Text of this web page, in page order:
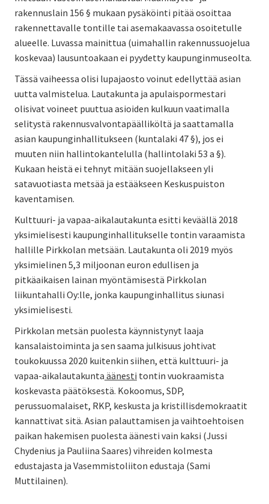
rakennuslain 156 § mukaan pysäköinti pitää osoittaa
rakennettavalle tontille tai asemakaavassa osoitetulle
alueelle. Luvassa mainittua (uimahallin rakennussuojelua
koskevaa) lausuntoakaan ei pyydetty kaupunginmuseolta.
Tässä vaiheessa olisi lupajaosto voinut edellyttää asian
uutta valmistelua. Lautakunta ja apulaispormestari
olisivat voineet puuttua asioiden kulkuun vaatimalla
selitystä rakennusvalvontapäälliköltä ja saattamalla
asian kaupunginhallitukseen (kuntalaki 47 §), jos ei
muuten niin hallintokantelulla (hallintolaki 53 a §).
Kukaan heistä ei tehnyt mitään suojellakseen yli
satavuotiasta metsää ja estääkseen Keskuspuiston
kaventamisen.
Kulttuuri- ja vapaa-aikalautakunta esitti keväällä 2018
yksimielisesti kaupunginhallitukselle tontin varaamista
hallille Pirkkolan metsään. Lautakunta oli 2019 myös
yksimielinen 5,3 miljoonan euron edullisen ja
pitkäaikaisen lainan myöntämisestä Pirkkolan
liikuntahalli Oy:lle, jonka kaupunginhallitus siunasi
yksimielisesti.
Pirkkolan metsän puolesta käynnistynyt laaja
kansalaistoiminta ja sen saama julkisuus johtivat
toukokuussa 2020 kuitenkin siihen, että kulttuuri- ja
vapaa-aikalautakunta äänesti tontin vuokraamista
koskevasta päätöksestä. Kokoomus, SDP,
perussuomalaiset, RKP, keskusta ja kristillisdemokraatit
kannattivat sitä. Asian palauttamisen ja vaihtoehtoisen
paikan hakemisen puolesta äänesti vain kaksi (Jussi
Chydenius ja Pauliina Saares) vihreiden kolmesta
edustajasta ja Vasemmistoliiton edustaja (Sami
Muttilainen).